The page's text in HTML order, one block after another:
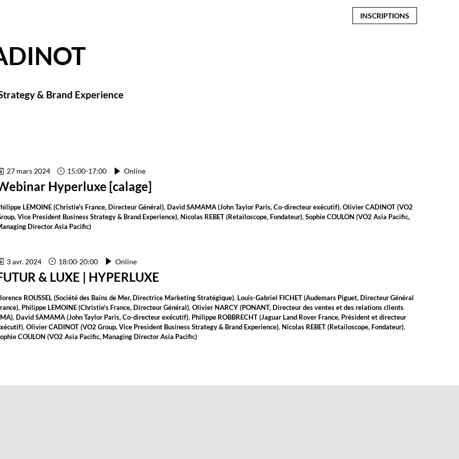
INSCRIPTIONS
& Brand Experience
27 mars 2024 15:00-17:00 Online
Hyperluxe [calage]
LEMOINE(Christie's France, Directeur Général) DavidSAMAMA(John Taylor Paris,Co-directeur exécutif) OlivierCADINOT(VO2
,Vice President Business Strategy & Brand Experience) Nicolas REBET(Retailoscope, Fondateur) SophieCOULON (VO2 Asia Pacific,
Director Asia Pacific)
3 avr. 2024 18:00-20:00 Online
& LUXE | HYPERLUXE
ROUSSEL(Société des Bains de Mer, Directrice Marketing Stratégique) Louis-Gabriel FICHET(Audemars Piguet, Directeur Général
) Philippe LEMOINE(Christie's France, Directeur Général) Olivier NARCY(PONANT, Directeur des ventes et des relations clients
) DavidSAMAMA(John Taylor Paris,Co-directeur exécutif) Philippe ROBBRECHT(Jaguar Land Rover France, Président et directeur
) OlivierCADINOT(VO2 Group,Vice President Business Strategy & Brand Experience) Nicolas REBET(Retailoscope, Fondateur)
COULON (VO2 Asia Pacific, Managing Director Asia Pacific)